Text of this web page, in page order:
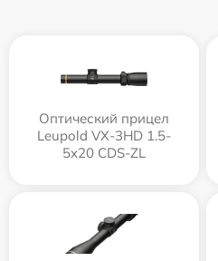
Оптический прицел
Leupold VX-3HD 1.5-
5x20 CDS-ZL